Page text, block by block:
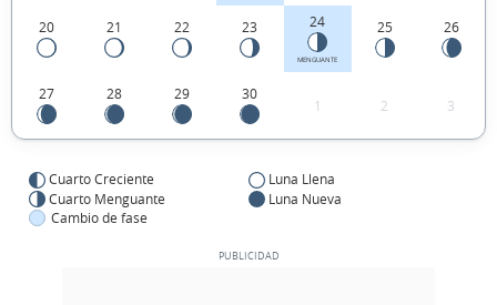
20 21 22 23 24
MENGUANTE
25 26
27 28 29 30
1 2 3
Cuarto Creciente
Luna Llena
Cuarto Menguante
Luna Nueva
Cambio de fase